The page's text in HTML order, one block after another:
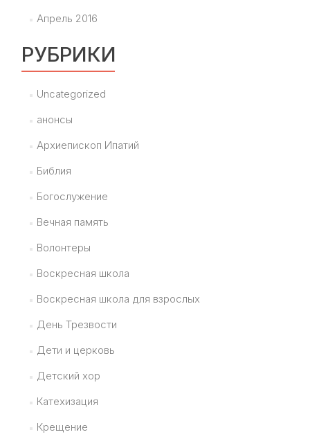
Апрель 2016
РУБРИКИ
Uncategorized
анонсы
Архиепископ Ипатий
Библия
Богослужение
Вечная память
Волонтеры
Воскресная школа
Воскресная школа для взрослых
День Трезвости
Дети и церковь
Детский хор
Катехизация
Крещение